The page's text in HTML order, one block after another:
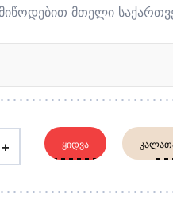
მთელი
+ ᲧᲘᲓᲕᲐ